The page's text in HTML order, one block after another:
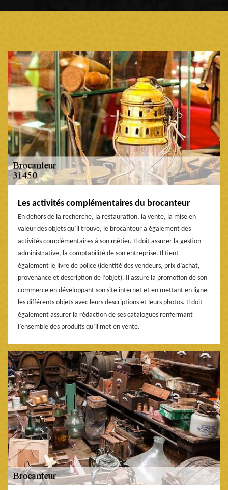
Les activités complémentaires du brocanteur
En dehors de la recherche, la restauration, la vente, la mise en
valeur des objets qu’il trouve, le brocanteur a également des
activités complémentaires à son métier. Il doit assurer la gestion
administrative, la comptabilité de son entreprise. Il tient
également le livre de police (identité des vendeurs, prix d’achat,
provenance et description de l’objet). Il assure la promotion de son
commerce en développant son site internet et en mettant en ligne
les différents objets avec leurs descriptions et leurs photos. Il doit
également assurer la rédaction de ses catalogues renfermant
l’ensemble des produits qu’il met en vente.